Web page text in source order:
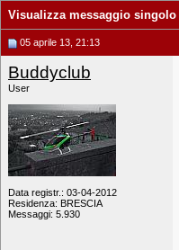
Visualizza messaggio singolo
05 aprile 13, 21:13
Buddyclub
User
Data registr.: 03-04-2012
Residenza: BRESCIA
Messaggi: 5.930